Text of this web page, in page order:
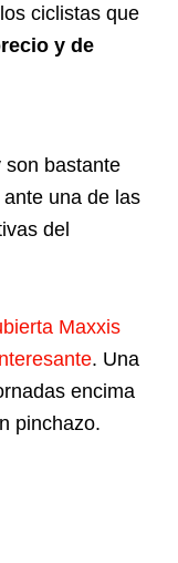
ciclistas que
y de
son bastante
una de las
del
Maxxis
. Una
encima
pinchazo.